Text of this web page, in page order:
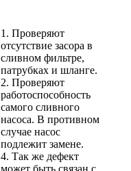
1. Проверяют
отсутствие засора в
сливном фильтре,
патрубках и шланге.
2. Проверяют
работоспособность
самого сливного
насоса. В противном
случае насос
подлежит замене.
4. Так же дефект
может быть связан с